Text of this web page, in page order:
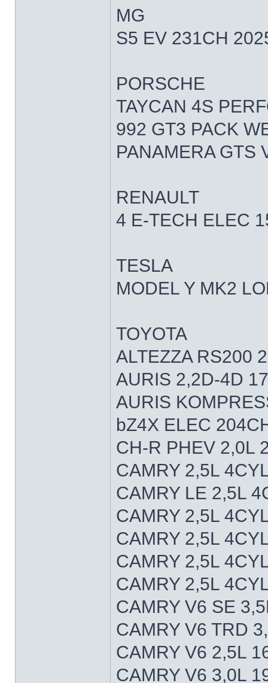
MG
S5 EV 231CH
PORSCHE
TAYCAN 4S
992 GT3 PACK
PANAMERA GTS
RENAULT
4 E-TECH ELEC
TESLA
MODEL Y MK2
TOYOTA
ALTEZZA RS200
AURIS 2,2D-4D
AURIS
bZ4X ELEC
CH-R PHEV 2,0L
CAMRY 2,5L
CAMRY LE 2,5L
CAMRY 2,5L
CAMRY 2,5L
CAMRY 2,5L
CAMRY 2,5L
CAMRY V6 SE
CAMRY V6 TRD
CAMRY V6 2,5L
CAMRY V6 3,0L